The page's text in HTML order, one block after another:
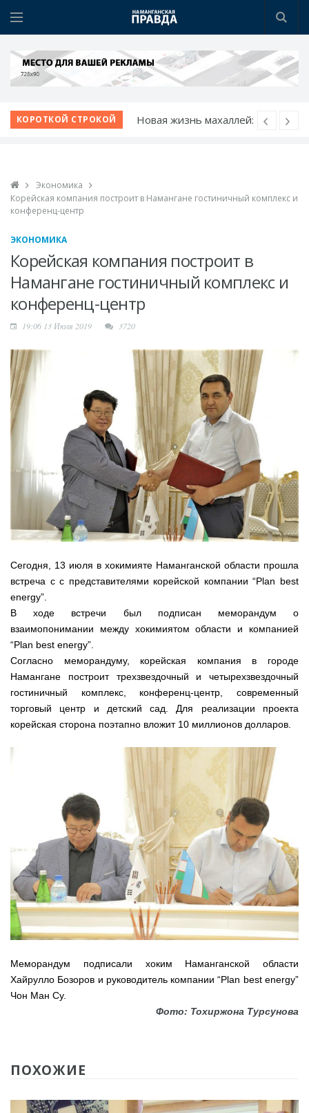
КОРОТКОЙ СТРОКОЙ
Новая жизнь махаллей:
преображаются
проблемные махалли
Победа при полных
трибунах
Нарынского района
Экономика
Корейская компания построит в Намангане гостиничный комплекс и
конференц-центр
ЭКОНОМИКА
Корейская компания построит в
Намангане гостиничный комплекс и
конференц-центр
19:06 13 Июля 2019 3720
Сегодня, 13 июля в хокимияте Наманганской области прошла
встреча с с представителями корейской компании “Plan best
energy”.
В ходе встречи был подписан меморандум о
взаимопонимании между хокимиятом области и компанией
“Plan best energy”.
Согласно меморандуму, корейская компания в городе
Намангане построит трехзвездочный и четырехзвездочный
гостиничный комплекс, конференц-центр, современный
торговый центр и детский сад. Для реализации проекта
корейская сторона поэтапно вложит 10 миллионов долларов.
Меморандум подписали хоким Наманганской области
Хайрулло Бозоров и руководитель компании “Plan best energy”
Чон Ман Су.
Фото: Тохиржона Турсунова
ПОХОЖИЕ